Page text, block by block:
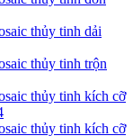
thủy tinh dải
thủy tinh trộn
thủy tinh kích cỡ
thủy tinh kích cỡ